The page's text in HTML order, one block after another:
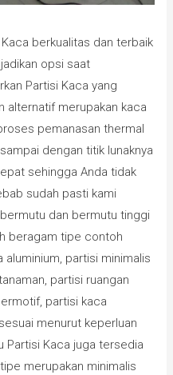
berkualitas dan terbaik
opsi saat
Partisi Kaca yang
alternatif merupakan kaca
pemanasan thermal
dengan titik lunaknya
sehingga Anda tidak
sudah pasti kami
dan bermutu tinggi
beragam tipe contoh
partisi minimalis
partisi ruangan
partisi kaca
menurut keperluan
Partisi Kaca juga tersedia
merupakan minimalis